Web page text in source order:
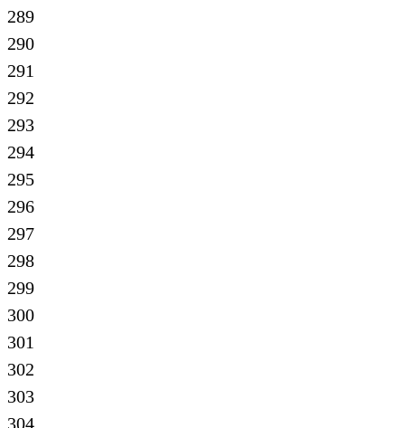
289
290
291
292
293
294
295
296
297
298
299
300
301
302
303
304